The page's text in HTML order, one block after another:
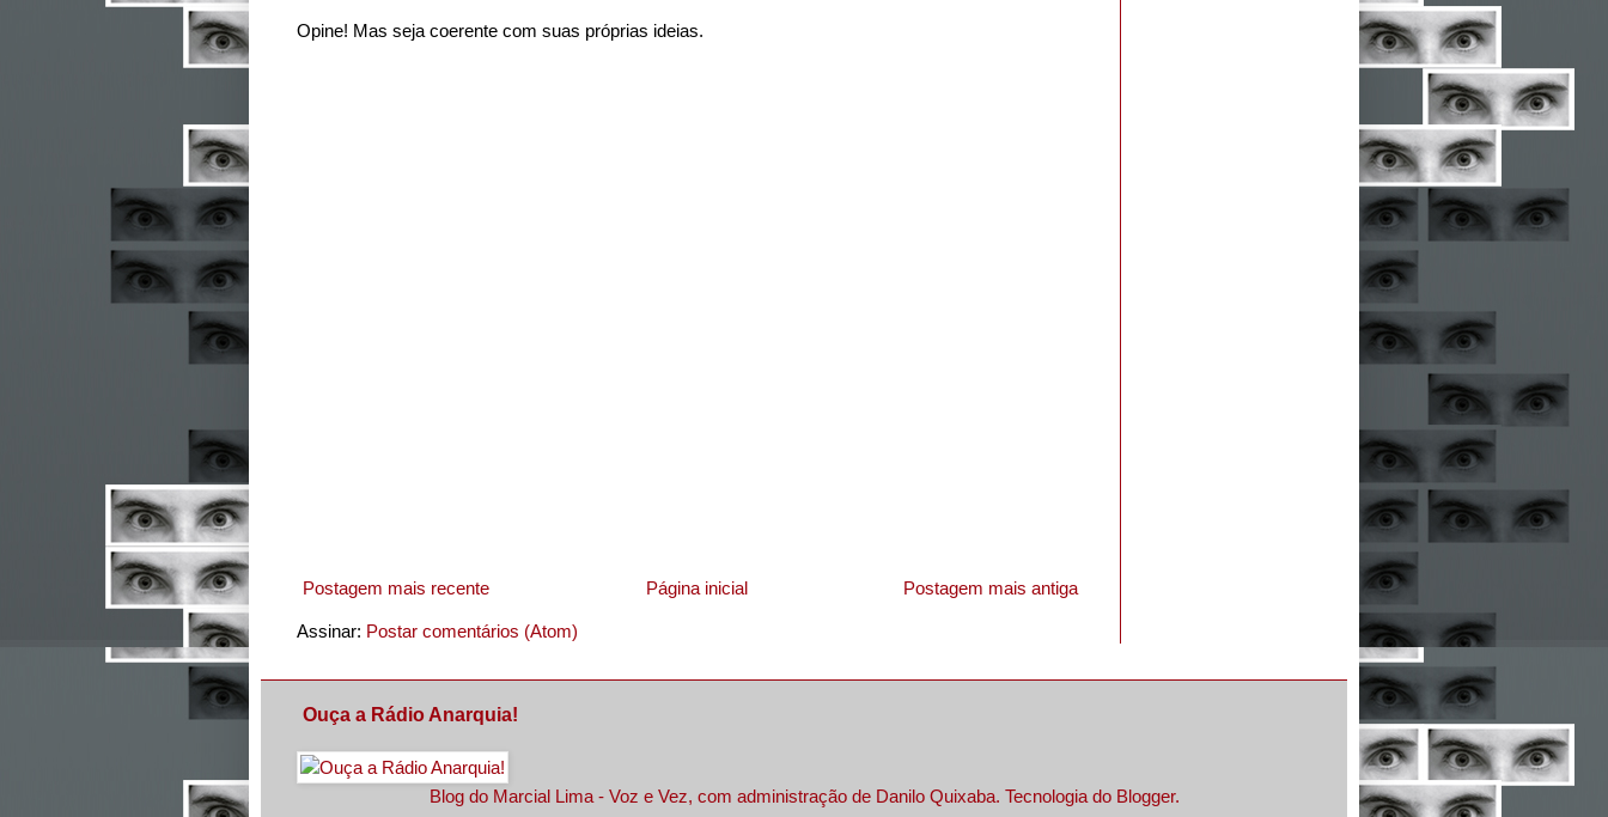
Opine! Mas seja coerente com suas próprias ideias.
Postagem mais recente Postagem mais antiga
Página inicial
Assinar: Postar comentários (Atom)
Ouça a Rádio Anarquia!
Blog do Marcial Lima - Voz e Vez, com administração de Danilo Quixaba. Tecnologia do Blogger.